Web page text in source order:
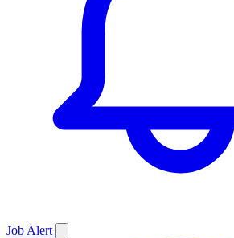
Job Alert